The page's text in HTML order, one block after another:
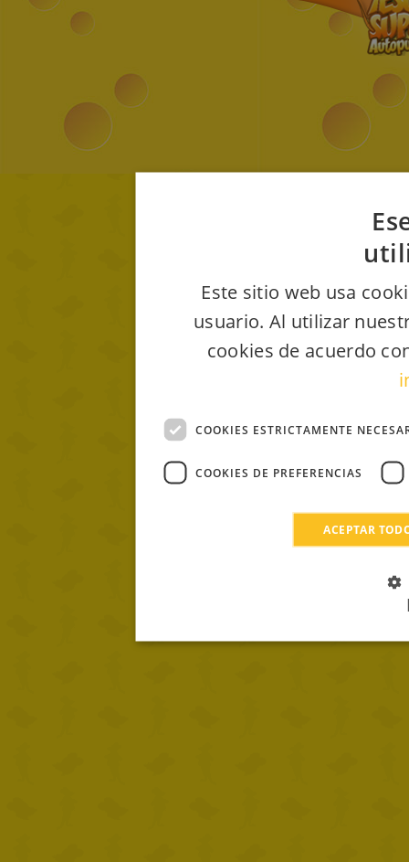
Este sitio web usa
usuario. Al utilizar
cookies de acuerdo
COOKIES ESTRICTAMENTE
COOKIES DE PREFERENCIAS
ACEPTAR